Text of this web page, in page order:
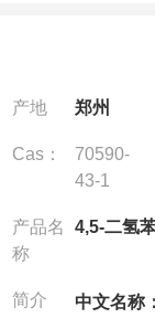
产地 郑州
Cas：
70590-
43-1
产品名
称
4,5-二氢
简介 中文名称：